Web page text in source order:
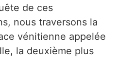
de ces
nous traversons la
vénitienne appelée
la deuxième plus